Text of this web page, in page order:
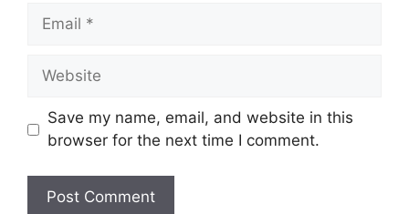
Email
Website
Save my name, email, and website in this
browser for the next time I comment.